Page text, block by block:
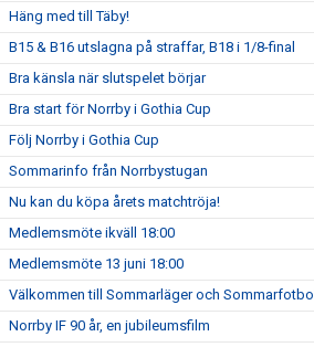
Häng med till Täby!
B15 & B16 utslagna på straffar, B18 i 1/8-final
Bra känsla när slutspelet börjar
Bra start för Norrby i Gothia Cup
Följ Norrby i Gothia Cup
Sommarinfo från Norrbystugan
Nu kan du köpa årets matchtröja!
Medlemsmöte ikväll 18:00
Medlemsmöte 13 juni 18:00
Välkommen till Sommarläger och Sommarfotboll
Norrby IF 90 år, en jubileumsfilm